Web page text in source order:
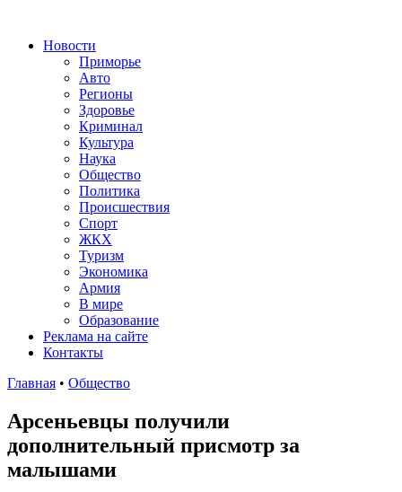
Новости
Приморье
Авто
Регионы
Здоровье
Криминал
Культура
Наука
Общество
Политика
Происшествия
Спорт
ЖКХ
Туризм
Экономика
Армия
В мире
Образование
Реклама на сайте
Контакты
Главная • Общество
Арсеньевцы получили
дополнительный присмотр за
малышами